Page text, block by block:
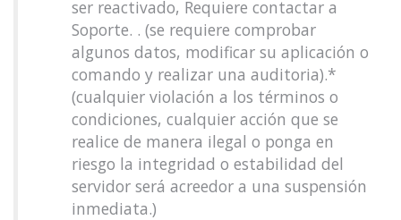
ser reactivado, Requiere contactar a
Soporte. . (se requiere comprobar
algunos datos, modificar su aplicación o
comando y realizar una auditoria).*
(cualquier violación a los términos o
condiciones, cualquier acción que se
realice de manera ilegal o ponga en
riesgo la integridad o estabilidad del
servidor será acreedor a una suspensión
inmediata.)